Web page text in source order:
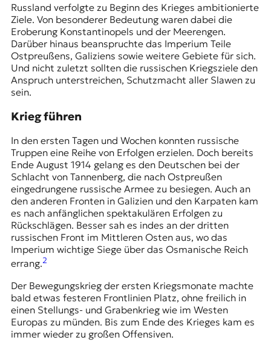
p
a
Russland verfolgte zu Beginn des Krieges ambitionierte
Ziele. Von besonderer Bedeutung waren dabei die
Eroberung Konstantinopels und der Meerengen.
Darüber hinaus beanspruchte das Imperium Teile
Ostpreußens, Galiziens sowie weitere Gebiete für sich.
Und nicht zuletzt sollten die russischen Kriegsziele den
Anspruch unterstreichen, Schutzmacht aller Slawen zu
sein.
Krieg führen
In den ersten Tagen und Wochen konnten russische
Truppen eine Reihe von Erfolgen erzielen. Doch bereits
Ende August 1914 gelang es den Deutschen bei der
Schlacht von Tannenberg, die nach Ostpreußen
eingedrungene russische Armee zu besiegen. Auch an
den anderen Fronten in Galizien und den Karpaten kam
es nach anfänglichen spektakulären Erfolgen zu
Rückschlägen. Besser sah es indes an der dritten
russischen Front im Mittleren Osten aus, wo das
Imperium wichtige Siege über das Osmanische Reich
errang.2
Der Bewegungskrieg der ersten Kriegsmonate machte
bald etwas festeren Frontlinien Platz, ohne freilich in
einen Stellungs- und Grabenkrieg wie im Westen
Europas zu münden. Bis zum Ende des Krieges kam es
immer wieder zu großen Offensiven.